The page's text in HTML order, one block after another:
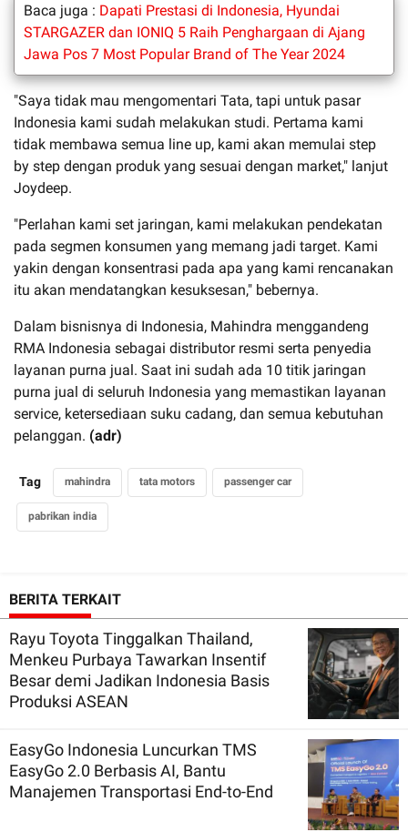
Baca juga : Dapati Prestasi di Indonesia, Hyundai
STARGAZER dan IONIQ 5 Raih Penghargaan di Ajang
Jawa Pos 7 Most Popular Brand of The Year 2024
"Saya tidak mau mengomentari Tata, tapi untuk pasar
Indonesia kami sudah melakukan studi. Pertama kami
tidak membawa semua line up, kami akan memulai step
by step dengan produk yang sesuai dengan market," lanjut
Joydeep.
"Perlahan kami set jaringan, kami melakukan pendekatan
pada segmen konsumen yang memang jadi target. Kami
yakin dengan konsentrasi pada apa yang kami rencanakan
itu akan mendatangkan kesuksesan," bebernya.
Dalam bisnisnya di Indonesia, Mahindra menggandeng
RMA Indonesia sebagai distributor resmi serta penyedia
layanan purna jual. Saat ini sudah ada 10 titik jaringan
purna jual di seluruh Indonesia yang memastikan layanan
service, ketersediaan suku cadang, dan semua kebutuhan
pelanggan. (adr)
Tag mahindra tata motors passenger car
pabrikan india
BERITA TERKAIT
Rayu Toyota Tinggalkan Thailand,
Menkeu Purbaya Tawarkan Insentif
Besar demi Jadikan Indonesia Basis
Produksi ASEAN
EasyGo Indonesia Luncurkan TMS
EasyGo 2.0 Berbasis AI, Bantu
Manajemen Transportasi End-to-End